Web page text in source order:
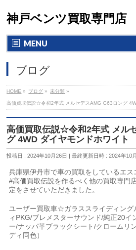
神戸ベンツ買取専門店
MENU
ブログ
HOME » ブログ » 未分類 »
高価買取伝説☆令和2年式 メルセデスAMG G63ロング
高価買取伝説☆令和2年式 メル
グ 4WD ダイヤモンドホワイト
投稿日 : 2024年10月26日 最終更新日時 : 2024年10
兵庫県伊丹市で車の買取をしているエ
#高価買取伝説を作るべく他の買取専門
定をさせていただきました。
ユーザー買取車☆ガラススライディング
ィPKG/ブレメスターサウンド/純正20イ
ー/ナッパ革ブラックシート/クロームリ
ディ同色）